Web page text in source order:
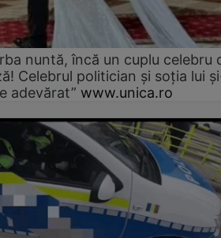
nuntă, încă un cuplu celebru
Celebrul politician și soția lui
adevărat” www.unica.ro